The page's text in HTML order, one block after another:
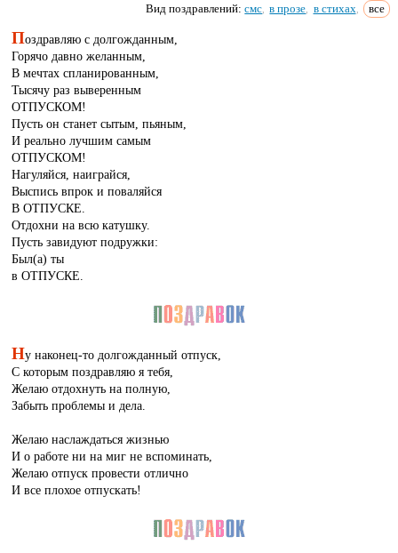
Вид поздравлений:смс в прозе в стихах все
Поздравляю с долгожданным,
Горячо давно желанным,
В мечтах спланированным,
Тысячу раз выверенным
ОТПУСКОМ!
Пусть он станет сытым, пьяным,
И реально лучшим самым
ОТПУСКОМ!
Нагуляйся, наиграйся,
Выспись впрок и поваляйся
В ОТПУСКЕ.
Отдохни на всю катушку.
Пусть завидуют подружки:
Был(а) ты
в ОТПУСКЕ.
Ну наконец-то долгожданный отпуск,
С которым поздравляю я тебя,
Желаю отдохнуть на полную,
Забыть проблемы и дела.
Желаю наслаждаться жизнью
И о работе ни на миг не вспоминать,
Желаю отпуск провести отлично
И все плохое отпускать!